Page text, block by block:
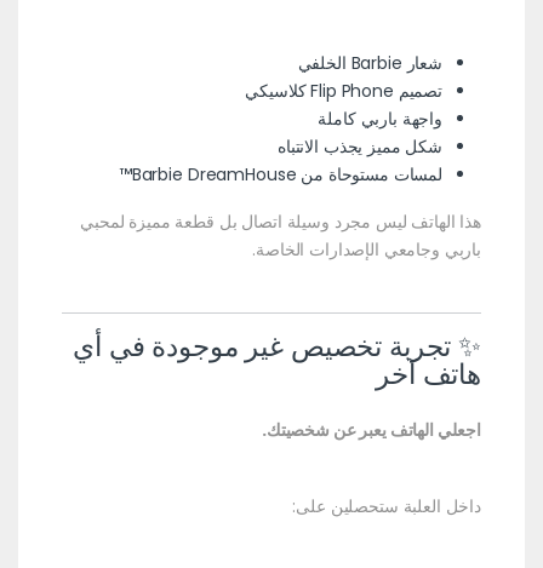
شعار Barbie الخلفي
تصميم Flip Phone كلاسيكي
واجهة باربي كاملة
شكل مميز يجذب الانتباه
لمسات مستوحاة من Barbie DreamHouse™
هذا الهاتف ليس مجرد وسيلة اتصال بل قطعة مميزة لمحبي
باربي وجامعي الإصدارات الخاصة.
✨ تجربة تخصيص غير موجودة في أي
هاتف آخر
اجعلي الهاتف يعبر عن شخصيتك.
داخل العلبة ستحصلين على: